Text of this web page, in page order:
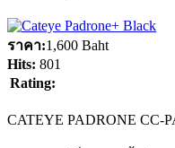
ราคา:1,600 Baht
Hits: 801
Rating:
CATEYE PADRONE